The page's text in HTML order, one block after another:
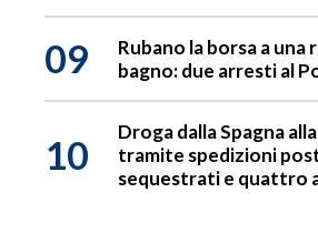
09
Rubano la borsa a una
bagno: due arresti al
10
Droga dalla Spagna
tramite spedizioni
sequestrati e quattro